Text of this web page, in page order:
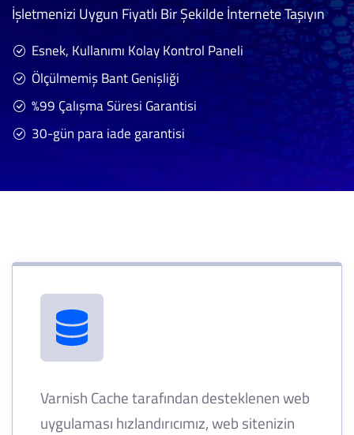
İşletmenizi Uygun Fiyatlı Bir Şekilde İnternete Taşıyın
Esnek, Kullanımı Kolay Kontrol Paneli
Ölçülmemiş Bant Genişliği
%99 Çalışma Süresi Garantisi
30-gün para iade garantisi
Varnish Cache tarafından desteklenen web
uygulaması hızlandırıcımız, web sitenizin